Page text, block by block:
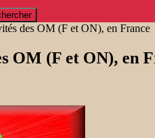
des OM (F et ON), en France
OM (F et ON), en